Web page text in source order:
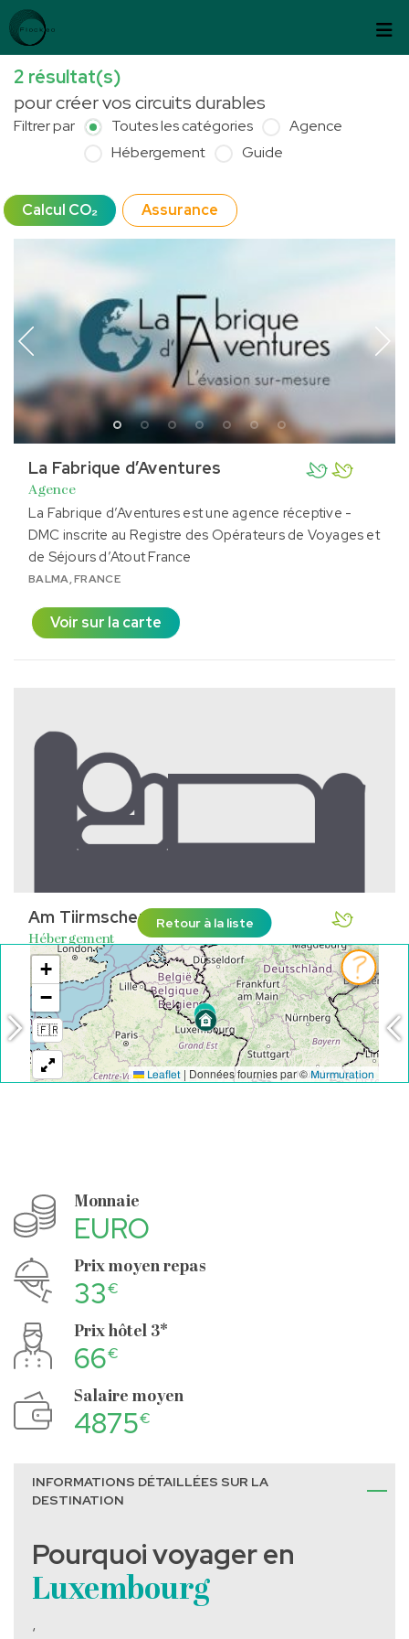
Passer au contenu
2 résultat(s)
pour créer vos circuits durables
Filtrer par Toutes les catégories
Agence
Hébergement
Guide
Calcul CO₂ Assurance
La Fabrique d’Aventures
Agence
La Fabrique d’Aventures est une agence réceptive -
DMC inscrite au Registre des Opérateurs de Voyages et
de Séjours d’Atout France
BALMA, FRANCE
Voir sur la carte
Am Tiirmschen
Hébergement
LUXEMBOURG
Voir sur la carte
Retour à la liste
Monnaie
EURO
Prix moyen repas
33€
Prix hôtel 3*
66€
Salaire moyen
4875€
INFORMATIONS DÉTAILLÉES SUR LA
DESTINATION
Pourquoi voyager en
Luxembourg
‘
Panneau de gestion des cookies